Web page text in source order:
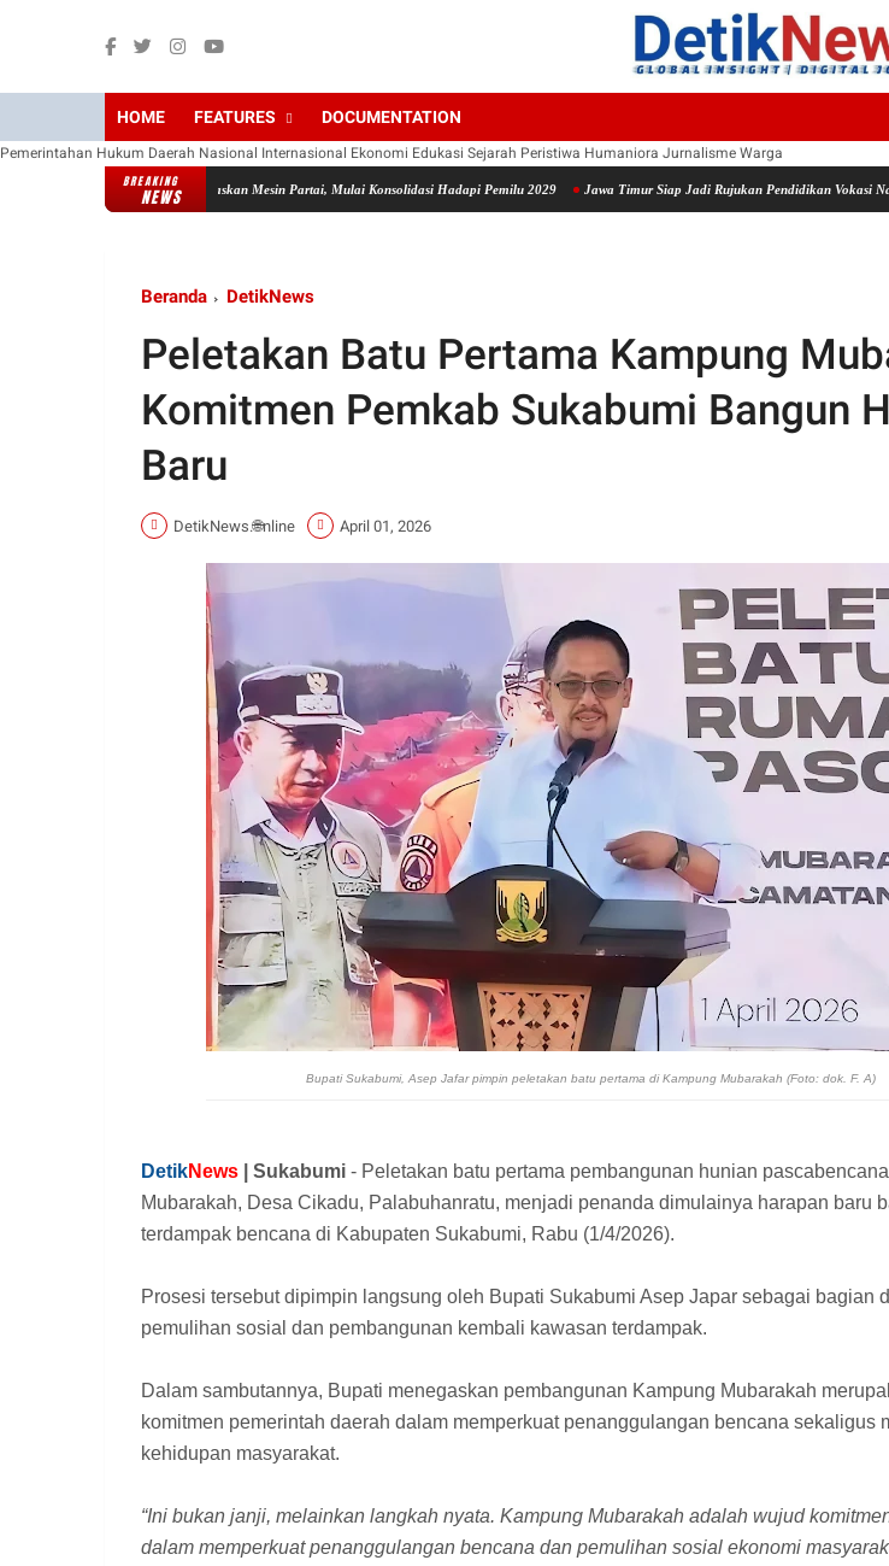
HOME FEATURES DOCUMENTATION
Pemerintahan Hukum Daerah Nasional Internasional Ekonomi Edukasi Sejarah Peristiwa Humaniora Jurnalisme Warga
BREAKING
NEWS
Demokrat Jatim Panaskan Mesin Partai, Mulai Konsolidasi Hadapi Pemilu 2029 Jawa Timur Siap Jadi Rujukan Pendidikan Vokasi Nasional,
Beranda DetikNews
Peletakan Batu Pertama Kampung
Komitmen Pemkab Sukabumi Bangun
Baru
DetikNews.🌐nline April 01, 2026
Bupati Sukabumi, Asep Jafar pimpin peletakan batu pertama di Kampung Mubarakah (Foto: dok. F. A)
DetikNews | Sukabumi - Peletakan batu pertama pembangunan hunian
Mubarakah, Desa Cikadu, Palabuhanratu, menjadi penanda dimulainya harapan baru
terdampak bencana di Kabupaten Sukabumi, Rabu (1/4/2026).
Prosesi tersebut dipimpin langsung oleh Bupati Sukabumi Asep Japar sebagai bagian
pemulihan sosial dan pembangunan kembali kawasan terdampak.
Dalam sambutannya, Bupati menegaskan pembangunan Kampung Mubarakah
komitmen pemerintah daerah dalam memperkuat penanggulangan bencana sekaligus
kehidupan masyarakat.
“Ini bukan janji, melainkan langkah nyata. Kampung Mubarakah adalah wujud
dalam memperkuat penanggulangan bencana dan pemulihan sosial ekonomi